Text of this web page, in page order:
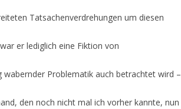
Tatsachenverdrehungen um diesen
er lediglich eine Fiktion von
wabernder Problematik auch betrachtet wird –
den noch nicht mal ich vorher kannte, nun